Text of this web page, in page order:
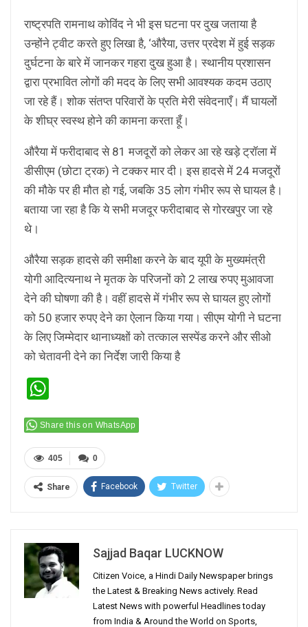
राष्ट्रपति रामनाथ कोविंद ने भी इस घटना पर दुख जताया है
उन्होंने ट्वीट करते हुए लिखा है, ‘औरैया, उत्तर प्रदेश में हुई सड़क
दुर्घटना के बारे में जानकर गहरा दुख हुआ है। स्थानीय प्रशासन
द्वारा प्रभावित लोगों की मदद के लिए सभी आवश्यक कदम उठाए
जा रहे हैं। शोक संतप्त परिवारों के प्रति मेरी संवेदनाएँ। मैं घायलों
के शीघ्र स्वस्थ होने की कामना करता हूँ।
औरैया में फरीदाबाद से 81 मजदूरों को लेकर आ रहे खड़े ट्रॉला में
डीसीएम (छोटा ट्रक) ने टक्कर मार दी। इस हादसे में 24 मजदूरों
की मौके पर ही मौत हो गई, जबकि 35 लोग गंभीर रूप से घायल है।
बताया जा रहा है कि ये सभी मजदूर फरीदाबाद से गोरखपुर जा रहे
थे।
औरैया सड़क हादसे की समीक्षा करने के बाद यूपी के मुख्यमंत्री
योगी आदित्यनाथ ने मृतक के परिजनों को 2 लाख रुपए मुआवजा
देने की घोषणा की है। वहीं हादसे में गंभीर रूप से घायल हुए लोगों
को 50 हजार रुपए देने का ऐलान किया गया। सीएम योगी ने घटना
के लिए जिम्मेदार थानाध्यक्षों को तत्काल सस्पेंड करने और सीओ
को चेतावनी देने का निर्देश जारी किया है
Share this on WhatsApp
0
405
Share Facebook Twitter
Sajjad Baqar LUCKNOW
Citizen Voice, a Hindi Daily Newspaper brings
the Latest & Breaking News actively. Read
Latest News with powerful Headlines today
from India & Around the World on Sports,